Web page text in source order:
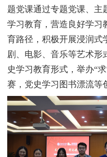
题党课通过专题党课、主
学习教育，营造良好学习
育路径，积极开展浸润式
剧、电影、音乐等艺术形
史学习教育形式，举办“
赛，党史学习图书漂流等